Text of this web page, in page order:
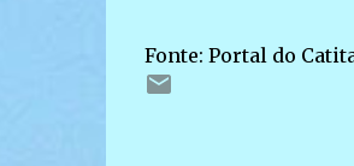
Fonte: Portal do